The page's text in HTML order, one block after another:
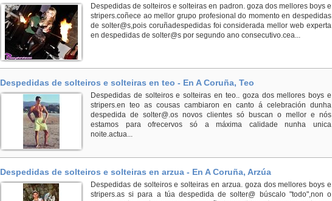
Despedidas de solteiros e solteiras en padron. goza dos mellores boys e
stripers.coñece ao mellor grupo profesional do momento en despedidas
de solter@s,pois coruñadespedidas foi considerada mellor web experta
en despedidas de solter@s por segundo ano consecutivo.cea...
Despedidas de solteiros e solteiras en teo - En A Coruña, Teo
Despedidas de solteiros e solteiras en teo.. goza dos mellores boys e
stripers.en teo as cousas cambiaron en canto á celebración dunha
despedida de solter@.os novos clientes só buscan o mellor e nós
estamos para ofrecervos só a máxima calidade nunha unica
noite.actua...
Despedidas de solteiros e solteiras en arzua - En A Coruña, Arzúa
Despedidas de solteiros e solteiras en arzua. goza dos mellores boys e
stripers.as si para a túa despedida de solter@ búscalo "todo",non o